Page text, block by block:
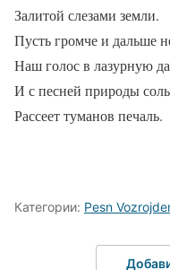
Залитой слезами земли.
Пусть громче и дальше
Наш голос в лазурную
И с песней природы
Рассеет туманов печаль.
Категории: Pesn